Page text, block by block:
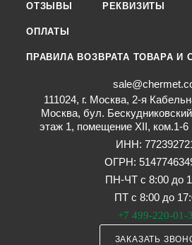
ОТЗЫВЫ РЕКВИЗИТЫ
ОПЛАТЫ
ПРАВИЛА ВОЗВРАТА ТОВАРА И
111024, г. Москва, 2-я
Москва, бул.
этаж 1, помещение XII, ком.1-
ИНН:
ОГРН:
ПН-ЧТ с 8:00 до
ПТ с 8:00 до
+7 499-220-01-
ЗАКАЗАТЬ